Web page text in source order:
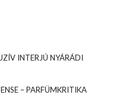
INTERJÚ NYÁRÁDI
– PARFÜMKRITIKA